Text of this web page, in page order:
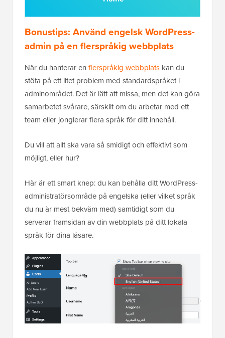
Bonustips: Använd engelsk WordPress-
admin på en flerspråkig webbplats
När du hanterar en flerspråkig webbplats kan du
stöta på ett litet problem med standardspråket i
adminområdet. Det är lätt att missa, men det kan göra
samarbetet svårare, särskilt om du arbetar med ett
team eller jonglerar flera språk för ditt innehåll.
Du vill att allt ska vara så smidigt och effektivt som
möjligt, eller hur?
Här är ett smart knep: du kan behålla ditt WordPress-
administratörsområde på engelska (eller vilket språk
du nu är mest bekväm med) samtidigt som du
serverar framsidan av din webbplats på ditt lokala
språk för dina läsare.